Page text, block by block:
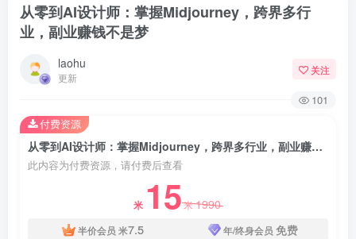
从零到AI设计师：掌握Midjourney，跨界多行
业，副业赚钱不是梦
laohu
更新
关注
101
从零到AI设计师：掌握Midjourney，跨界多行业，副业赚钱不是梦
此内容为付费资源，请付费后查看
米 15米1990
半价会员 米7.5 年/终身会员 免费
付费资源